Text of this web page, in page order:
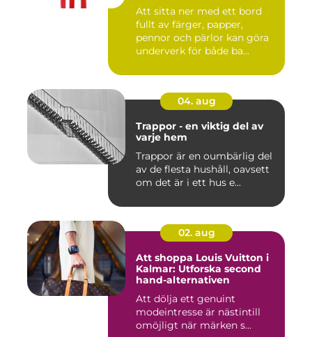
Att sitta ner med ett bord
fullt av färger, papper,
pennor och pärlor kan göra
underverk för både ba...
04. aug
Trappor - en viktig del av
varje hem
Trappor är en oumbärlig del
av de flesta hushåll, oavsett
om det är i ett hus e...
02. aug
Att shoppa Louis Vuitton i
Kalmar: Utforska second
hand-alternativen
Att dölja ett genuint
modeintresse är nästintill
omöjligt när märken s...